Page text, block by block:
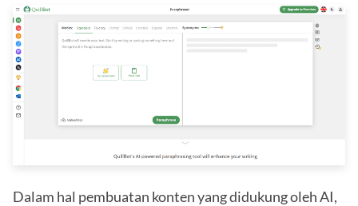
Dalam hal pembuatan konten yang didukung oleh AI,